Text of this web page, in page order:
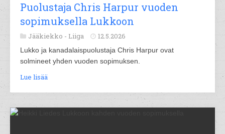
Puolustaja Chris Harpur vuoden
sopimuksella Lukkoon
Jääkiekko - Liiga 12.5.2026
Lukko ja kanadalaispuolustaja Chris Harpur ovat
solmineet yhden vuoden sopimuksen.
Lue lisää